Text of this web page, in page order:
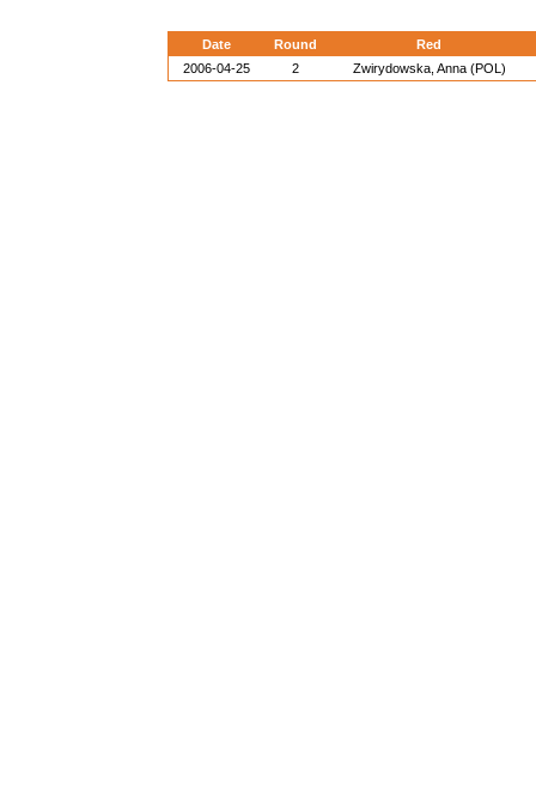
Date Round
Red
2006-04-25
2 Zwirydowska, Anna (POL)